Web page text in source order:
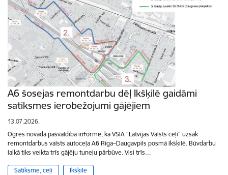
A6 šosejas remontdarbu dēļ Ikšķilē gaidāmi
satiksmes ierobežojumi gājējiem
13.07.2026.
Ogres novada pašvaldība informē, ka VSIA "Latvijas Valsts ceļi" uzsāk
remontdarbus valsts autoceļa A6 Rīga–Daugavpils posmā Ikšķilē. Būvdarbu
laikā tiks veikta trīs gājēju tuneļu pārbūve. Visi trīs…
Satiksme, ceļi Ikšķile